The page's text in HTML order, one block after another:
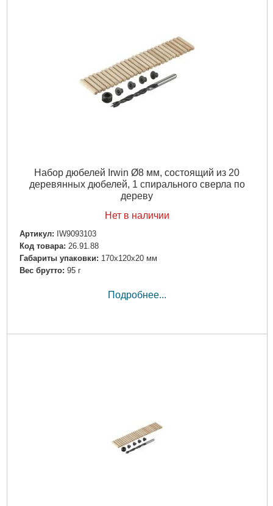
Набор дюбелей Irwin Ø8 мм, состоящий из 20
деревянных дюбелей, 1 спирального сверла по
дереву
Нет в наличии
Артикул: IW9093103
Код товара: 26.91.88
Габариты упаковки: 170x120x20 мм
Вес брутто: 95 г
Подробнее...